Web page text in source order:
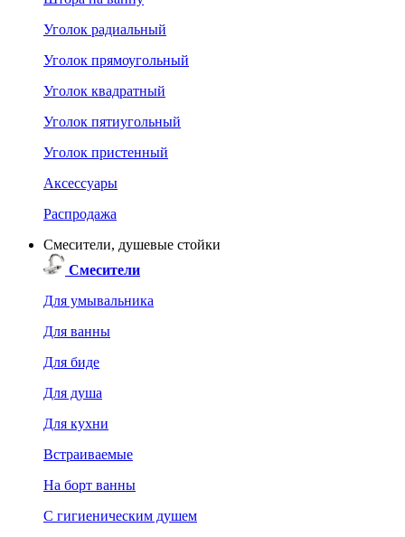
Уголок радиальный
Уголок прямоугольный
Уголок квадратный
Уголок пятиугольный
Уголок пристенный
Аксессуары
Распродажа
Смесители, душевые стойки
Смесители
Для умывальника
Для ванны
Для биде
Для душа
Для кухни
Встраиваемые
На борт ванны
C гигиеническим душем